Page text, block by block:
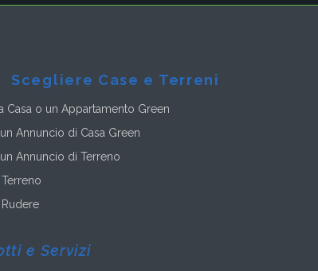
Scegliere Case e Terreni
Casa o un Appartamento Green
Annuncio di Casa Green
Annuncio di Terreno
e Servizi